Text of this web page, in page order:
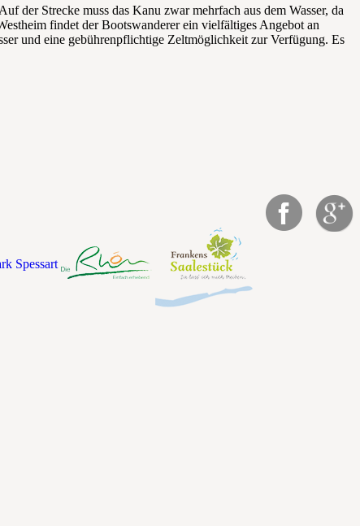
der Strecke muss das Kanu zwar mehrfach aus dem Wasser, da
findet der Bootswanderer ein vielfältiges Angebot an
und eine gebührenpflichtige Zeltmöglichkeit zur Verfügung. Es